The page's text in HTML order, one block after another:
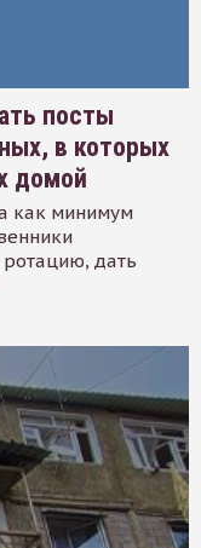
посты
в которых
домой
как минимум
дать